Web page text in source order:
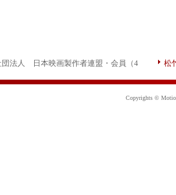
団法人 日本映画製作者連盟・会員（4
松
Copyrights ©